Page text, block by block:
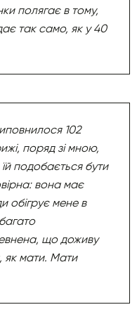
полягає в тому,
так само, як у 40
102
поряд зі мною,
подобається бути
вона має
обігрує мене в
що доживу
як мати. Мати